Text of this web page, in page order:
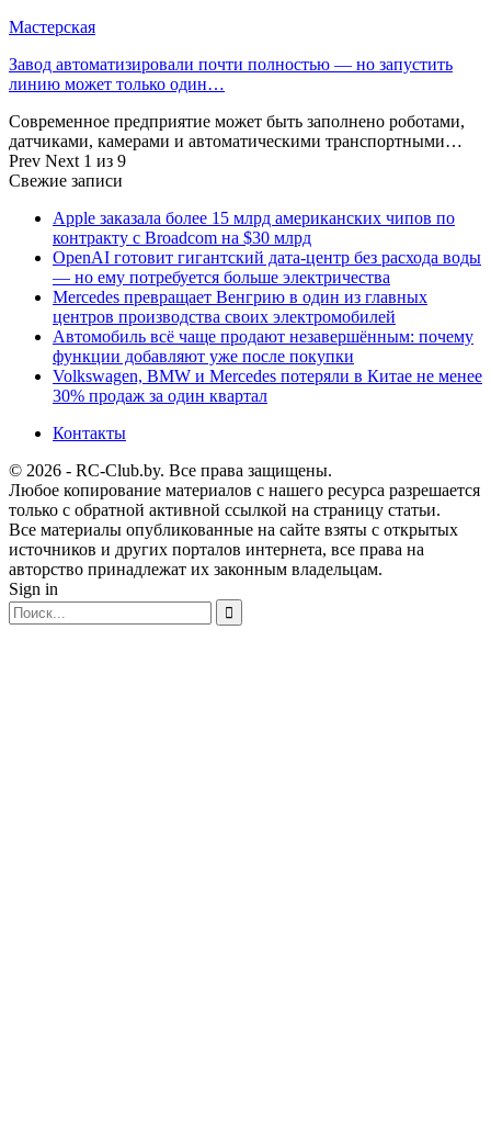
Мастерская
Завод автоматизировали почти полностью — но запустить
линию может только один…
Современное предприятие может быть заполнено роботами,
датчиками, камерами и автоматическими транспортными…
Prev Next 1 из 9
Свежие записи
Apple заказала более 15 млрд американских чипов по
контракту с Broadcom на $30 млрд
OpenAI готовит гигантский дата-центр без расхода воды
— но ему потребуется больше электричества
Mercedes превращает Венгрию в один из главных
центров производства своих электромобилей
Автомобиль всё чаще продают незавершённым: почему
функции добавляют уже после покупки
Volkswagen, BMW и Mercedes потеряли в Китае не менее
30% продаж за один квартал
Контакты
© 2026 - RC-Club.by. Все права защищены.
Любое копирование материалов с нашего ресурса разрешается
только с обратной активной ссылкой на страницу статьи.
Все материалы опубликованные на сайте взяты с открытых
источников и других порталов интернета, все права на
авторство принадлежат их законным владельцам.
Sign in